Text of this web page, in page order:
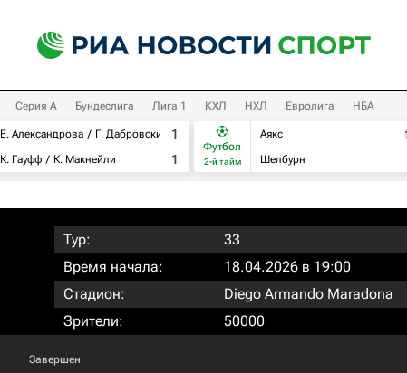
Серия А Бундеслига Лига 1 КХЛ НХЛ Евролига НБА
Е. Александрова
Г. Дабровски
К. Гауфф
К. Макнейли
1
1
Футбол
2-й тайм
Аякс
Шелбурн
Тур:
33
Время начала:
18.04.2026 в 19:00
Стадион:
Diego Armando Maradona
Зрители:
50000
Завершен